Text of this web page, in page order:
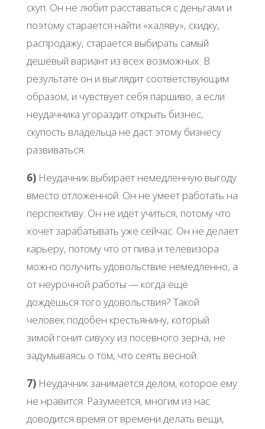
скуп. Он не любит расставаться с деньгами и
поэтому старается найти «халяву», скидку,
распродажу, старается выбирать самый
дешёвый вариант из всех возможных. В
результате он и выглядит соответствующим
образом, и чувствует себя паршиво, а если
неудачника угораздит открыть бизнес,
скупость владельца не даст этому бизнесу
развиваться.
6)Неудачник выбирает немедленную выгоду
вместо отложенной. Он не умеет работать на
перспективу. Он не идёт учиться, потому что
хочет зарабатывать уже сейчас. Он не делает
карьеру, потому что от пива и телевизора
можно получить удовольствие немедленно, а
от неурочной работы — когда ещё
дождёшься того удовольствия? Такой
человек подобен крестьянину, который
зимой гонит сивуху из посевного зерна, не
задумываясь о том, что сеять весной.
7)Неудачник занимается делом, которое ему
не нравится. Разумеется, многим из нас
доводится время от времени делать вещи,